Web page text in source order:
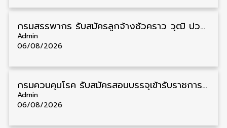
กรมสรรพากร รับสมัครลูกจ้างชั่วคราว วุฒิ ปวช./ป.ตรี 138 อัตรา รับสมัคร 17 – 31 สิงหาคม
Admin
06/08/2026
กรมควบคุมโรค รับสมัครสอบบรรจุเข้ารับราชการ วุฒิ ปวส./ป.ตรี 17 อัตรา รับสมัคร 17 สิงหาคม – 4 กันยายน
Admin
06/08/2026